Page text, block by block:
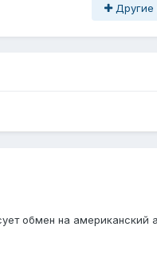
Другие
обмен на американский